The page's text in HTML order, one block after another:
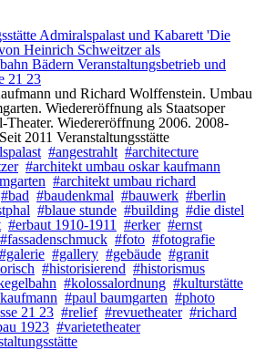
Admiralspalast und Kabarett 'Die
Heinrich Schweitzer als
Bädern Veranstaltungsbetrieb und
21 23
und Richard Wolffenstein. Umbau
Wiedereröffnung als Staatsoper
Wiedereröffnung 2006. 2008-
2011 Veranstaltungsstätte
#angestrahlt #architecture
#architekt umbau oskar kaufmann
#architekt umbau richard
#bad #baudenkmal #bauwerk #berlin
#blaue stunde #building #die distel
#erbaut 1910-1911 #erker #ernst
#fassadenschmuck #foto #fotografie
#galerie #gallery #gebäude #granit
#historisierend #historismus
#kolossalordnung #kulturstätte
#paul baumgarten #photo
21 23 #relief #revuetheater #richard
1923 #varietetheater